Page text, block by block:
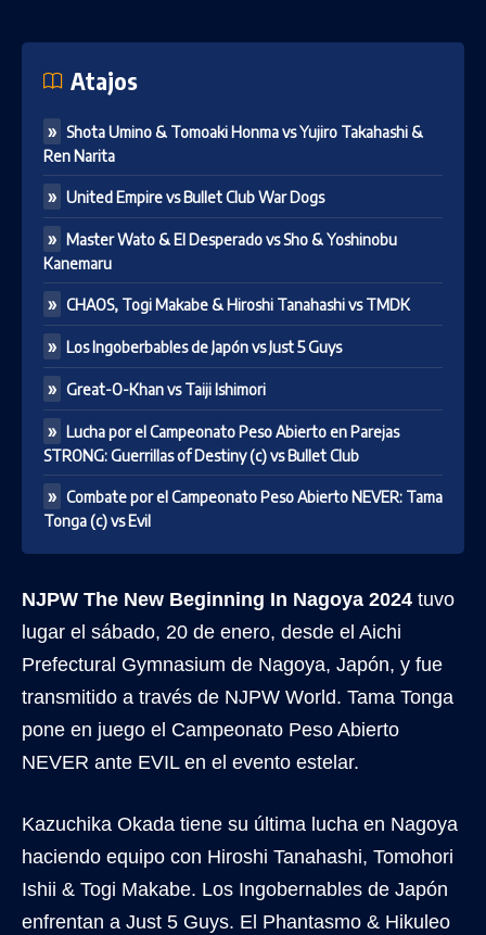
Atajos
Shota Umino & Tomoaki Honma vs Yujiro Takahashi &
Ren Narita
United Empire vs Bullet Club War Dogs
Master Wato & El Desperado vs Sho & Yoshinobu
Kanemaru
CHAOS, Togi Makabe & Hiroshi Tanahashi vs TMDK
Los Ingoberbables de Japón vs Just 5 Guys
Great-O-Khan vs Taiji Ishimori
Lucha por el Campeonato Peso Abierto en Parejas
STRONG: Guerrillas of Destiny (c) vs Bullet Club
Combate por el Campeonato Peso Abierto NEVER: Tama
Tonga (c) vs Evil
NJPW The New Beginning In Nagoya 2024 tuvo
lugar el sábado, 20 de enero, desde el Aichi
Prefectural Gymnasium de Nagoya, Japón, y fue
transmitido a través de NJPW World. Tama Tonga
pone en juego el Campeonato Peso Abierto
NEVER ante EVIL en el evento estelar.
Kazuchika Okada tiene su última lucha en Nagoya
haciendo equipo con Hiroshi Tanahashi, Tomohori
Ishii & Togi Makabe. Los Ingobernables de Japón
enfrentan a Just 5 Guys. El Phantasmo & Hikuleo